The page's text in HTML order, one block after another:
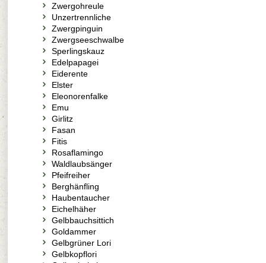
Zwergohreule
Unzertrennliche
Zwergpinguin
Zwergseeschwalbe
Sperlingskauz
Edelpapagei
Eiderente
Elster
Eleonorenfalke
Emu
Girlitz
Fasan
Fitis
Rosaflamingo
Waldlaubsänger
Pfeifreiher
Berghänfling
Haubentaucher
Eichelhäher
Gelbbauchsittich
Goldammer
Gelbgrüner Lori
Gelbkopflori